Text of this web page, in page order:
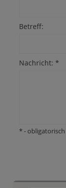
Betreff:
Nachricht: *
*- obligatorisch